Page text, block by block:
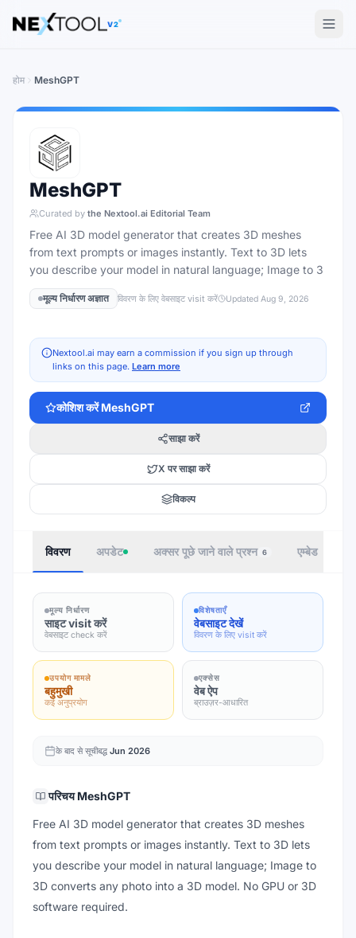
The AI tools directory — Find the Best AI Tools
V2
होम MeshGPT
MeshGPT
Curated by the Nextool.ai Editorial Team
Free AI 3D model generator that creates 3D meshes
from text prompts or images instantly. Text to 3D lets
you describe your model in natural language; Image to 3
मूल्य निर्धारण अज्ञात विवरण के लिए वेबसाइट visit करें Updated Aug 9, 2026
Nextool.ai may earn a commission if you sign up through
links on this page. Learn more
कोशिश करें MeshGPT
साझा करें
X पर साझा करें
विकल्प
विवरण अपडेट अक्सर पूछे जाने वाले प्रश्न 6 एम्बेड
मूल्य निर्धारण
साइट visit करें
वेबसाइट check करें
विशेषताएँ
वेबसाइट देखें
विवरण के लिए visit करें
उपयोग मामले
बहुमुखी
कई अनुप्रयोग
एक्सेस
वेब ऐप
ब्राउज़र-आधारित
के बाद से सूचीबद्ध Jun 2026
परिचय MeshGPT
Free AI 3D model generator that creates 3D meshes
from text prompts or images instantly. Text to 3D lets
you describe your model in natural language; Image to
3D converts any photo into a 3D model. No GPU or 3D
software required.